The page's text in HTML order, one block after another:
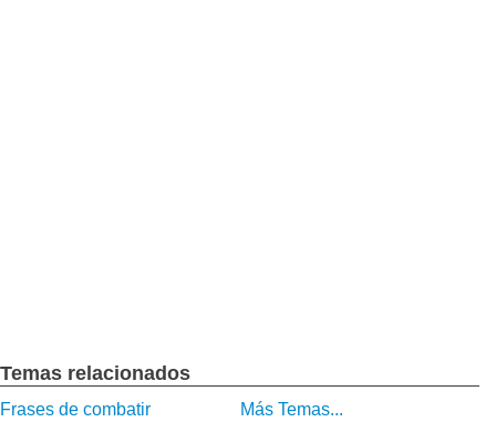
Temas relacionados
Frases de combatir Más Temas...